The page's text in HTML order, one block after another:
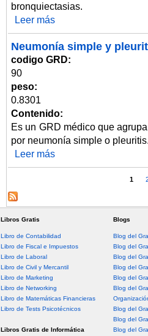
bronquiectasias.
Leer más
Neumonía simple y
codigo GRD:
90
peso:
0.8301
Contenido:
Es un GRD médico que
por neumonía simple o
Leer más
1
Libros Gratis
Libro de Contabilidad
Libro de Fiscal e Impuestos
Libro de Laboral
Libro de Civil y Mercantil
Libro de Marketing
Libro de Networking
Libro de Matemáticas Financieras
Libro de Tests Psicotécnicos
Libros Gratis de Informática
Blogs
Blog del
Blog del
Blog del
Blog del
Blog del
Blog del
Blog del
Blog del
Blog del